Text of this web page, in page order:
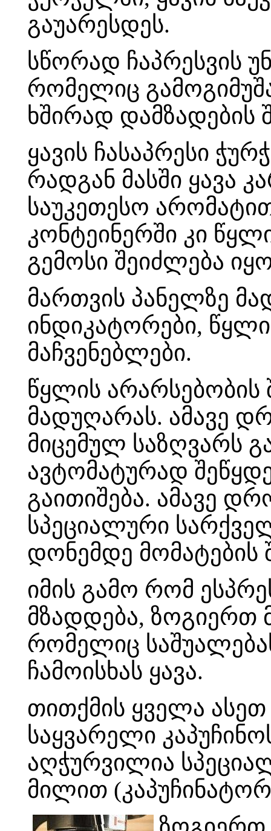
გაუარესდეს.
სწორად ჩაპრესვის
რომელიც
ხშირად დამზადების
ყავის ჩასაპრესი
რადგან მასში ყავა
საუკეთესო
კონტეინერში კი
გემოსი შეიძლება
მართვის პანელზე
ინდიკატორები,
მაჩვენებლები.
წყლის არარსებობის
მადუღარას. ამავე
მიცემულ საზღვარს
ავტომატურად
გაითიშება. ამავე
სპეციალური
დონემდე მომატების
იმის გამო რომ
მზადდება, ზოგიერთ
რომელიც
ჩამოისხას ყავა.
თითქმის ყველა
საყვარელი
აღჭურვილია
მილით